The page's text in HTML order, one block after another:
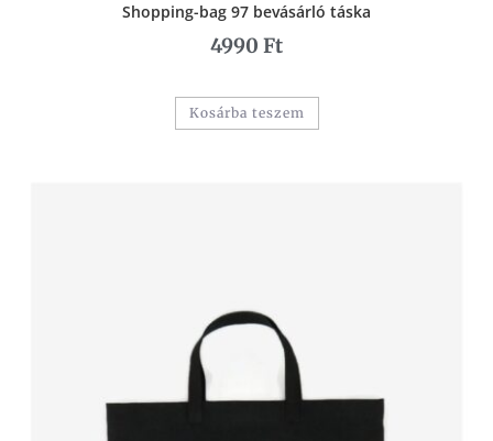
Shopping-bag 97 bevásárló táska
4990 Ft
Kosárba teszem